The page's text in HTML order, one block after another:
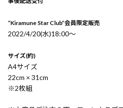
“Kiramune Star Club”会員限定販売
2022/4/20(水)18:00〜
サイズ(約)
A4サイズ
22cm × 31cm
※2枚組